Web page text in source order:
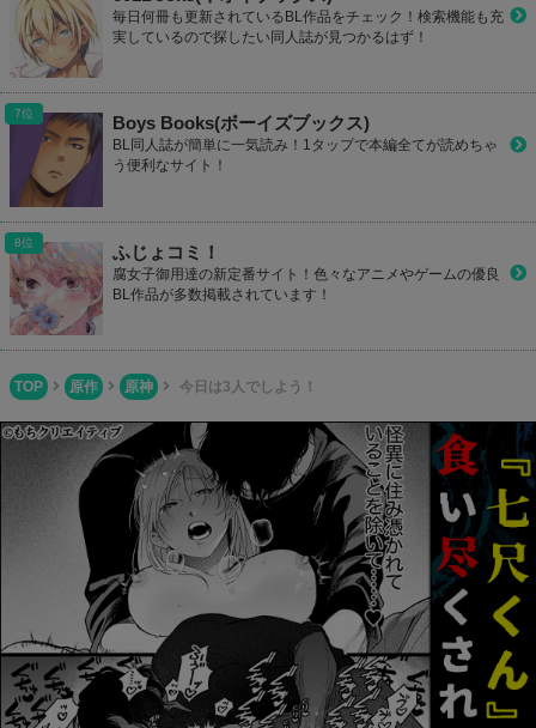
毎日何冊も更新されているBL作品をチェック！検索機能も充
実しているので探したい同人誌が見つかるはず！
Boys Books(ボーイズブックス)
BL同人誌が簡単に一気読み！1タップで本編全てが読めちゃ
う便利なサイト！
ふじょコミ！
腐女子御用達の新定番サイト！色々なアニメやゲームの優良
BL作品が多数掲載されています！
TOP 原作 原神 今日は3人でしよう！